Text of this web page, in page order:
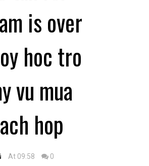
is over
hoc tro
vu mua
hop
At 09:58 0